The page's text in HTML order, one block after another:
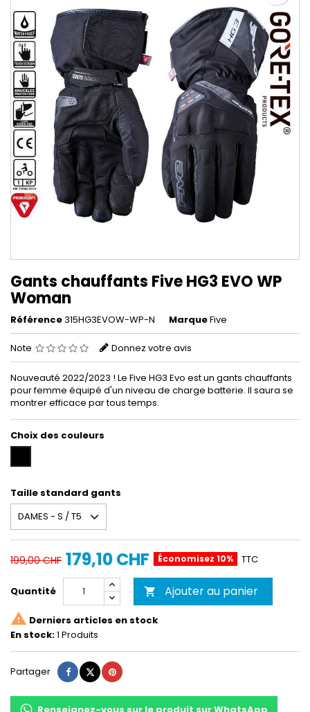
Gants chauffants Five HG3 EVO WP
Woman
Référence315HG3EVOW-WP-N MarqueFive
Note Donnez votre avis
Nouveauté 2022/2023 ! Le Five HG3 Evo est un gants chauffants
pour femme équipé d'un niveau de charge batterie. Il saura se
montrer efficace par tous temps.
Choix des couleurs
Taille standard gants
199,00 CHF 179,10 CHF Économisez 10% TTC
Quantité  Ajouter au panier
 Derniers articles en stock
En stock:1 Produits
Partager Partager
TweetPinterest